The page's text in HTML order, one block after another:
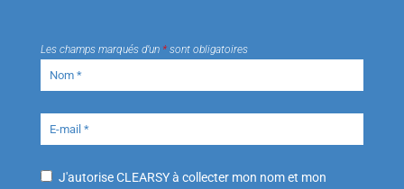
Les champs marqués d’un *sont obligatoires
J'autorise CLEARSY à collecter mon nom et mon